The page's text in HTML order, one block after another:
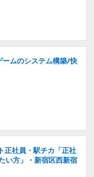
ムのシステム構築/快
正社員・駅チカ「正社
い方」・新宿区西新宿